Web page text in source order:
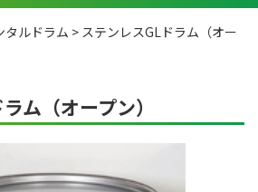
タルドラム > ステンレスGLドラム（オー
ム（オープン）